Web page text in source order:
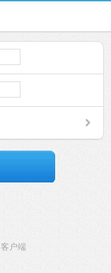
客户端